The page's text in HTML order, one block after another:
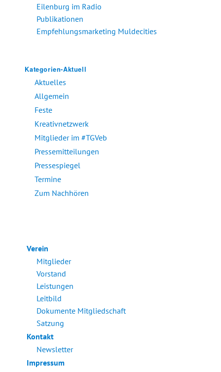
Eilenburg im Radio
Publikationen
Empfehlungsmarketing Muldecities
Kategorien-Aktuell
Aktuelles
Allgemein
Feste
Kreativnetzwerk
Mitglieder im #TGVeb
Pressemitteilungen
Pressespiegel
Termine
Zum Nachhören
Verein
Mitglieder
Vorstand
Leistungen
Leitbild
Dokumente Mitgliedschaft
Satzung
Kontakt
Newsletter
Impressum